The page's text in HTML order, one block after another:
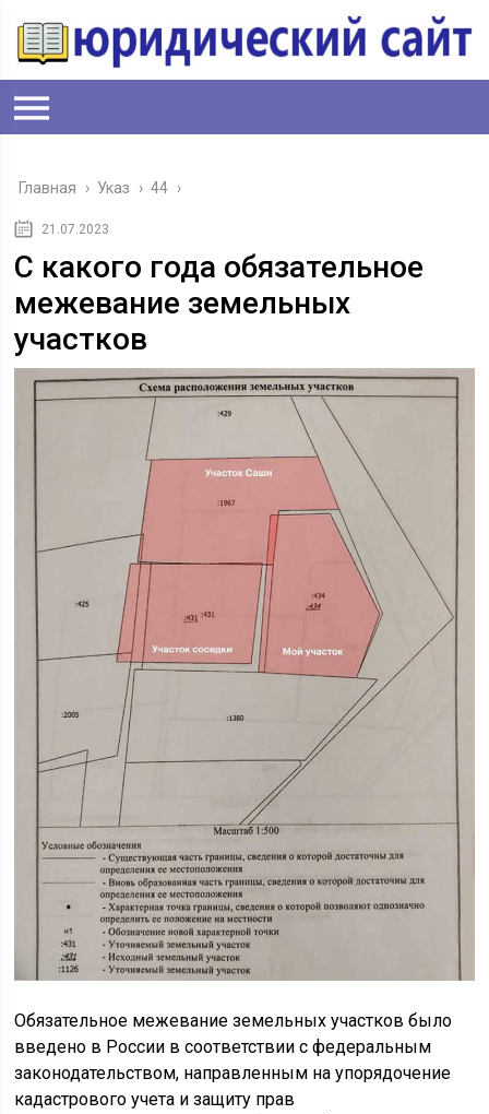
Главная › Указ › 44 ›
21.07.2023
С какого года обязательное
межевание земельных
участков
Обязательное межевание земельных участков было
введено в России в соответствии с федеральным
законодательством, направленным на упорядочение
кадастрового учета и защиту прав